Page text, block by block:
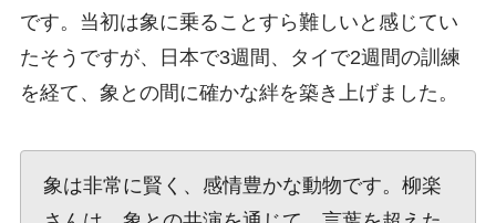
です。当初は象に乗ることすら難しいと感じてい
たそうですが、日本で3週間、タイで2週間の訓練
を経て、象との間に確かな絆を築き上げました。
象は非常に賢く、感情豊かな動物です。柳楽